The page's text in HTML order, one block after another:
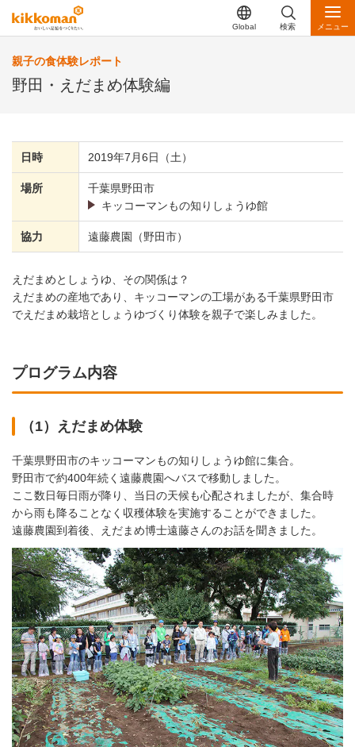
Global 検索 メニュー
親子の食体験レポート
野田・えだまめ体験編
日時 2019年7月6日（土）
場所
千葉県野田市
キッコーマンもの知りしょうゆ館
協力 遠藤農園（野田市）
えだまめとしょうゆ、その関係は？
えだまめの産地であり、キッコーマンの工場がある千葉県野田市
でえだまめ栽培としょうゆづくり体験を親子で楽しみました。
プログラム内容
（1）えだまめ体験
千葉県野田市のキッコーマンもの知りしょうゆ館に集合。
野田市で約400年続く遠藤農園へバスで移動しました。
ここ数日毎日雨が降り、当日の天候も心配されましたが、集合時
から雨も降ることなく収穫体験を実施することができました。
遠藤農園到着後、えだまめ博士遠藤さんのお話を聞きました。